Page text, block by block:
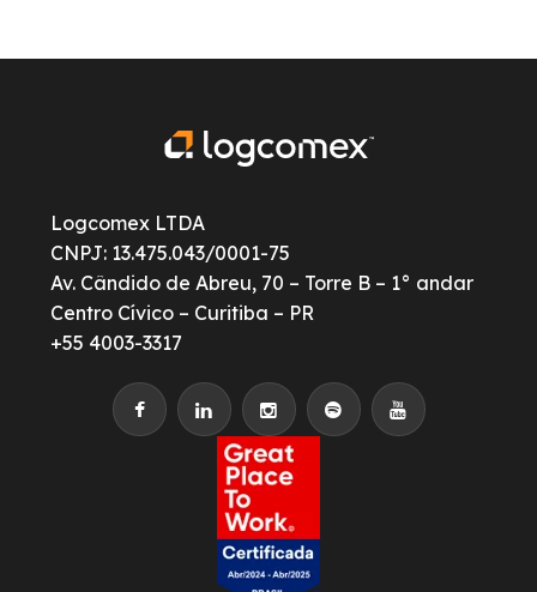
Logcomex LTDA
CNPJ: 13.475.043/0001-75
Av. Cândido de Abreu, 70 – Torre B – 1° andar
Centro Cívico – Curitiba – PR
+55 4003-3317